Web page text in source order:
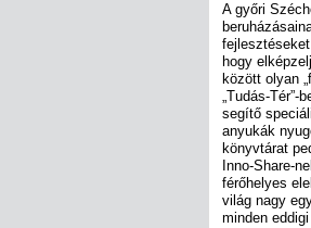
A győri
hogy
között olyan
„Tudás-Tér”-
segítő
anyukák
könyvtárat
Inno-Share-
férőhelyes
világ nagy
minden